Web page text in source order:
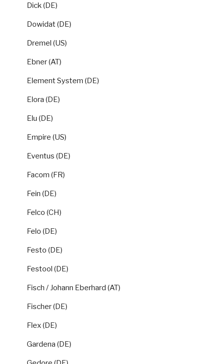
Dick (DE)
Dowidat (DE)
Dremel (US)
Ebner (AT)
Element System (DE)
Elora (DE)
Elu (DE)
Empire (US)
Eventus (DE)
Facom (FR)
Fein (DE)
Felco (CH)
Felo (DE)
Festo (DE)
Festool (DE)
Fisch / Johann Eberhard (AT)
Fischer (DE)
Flex (DE)
Gardena (DE)